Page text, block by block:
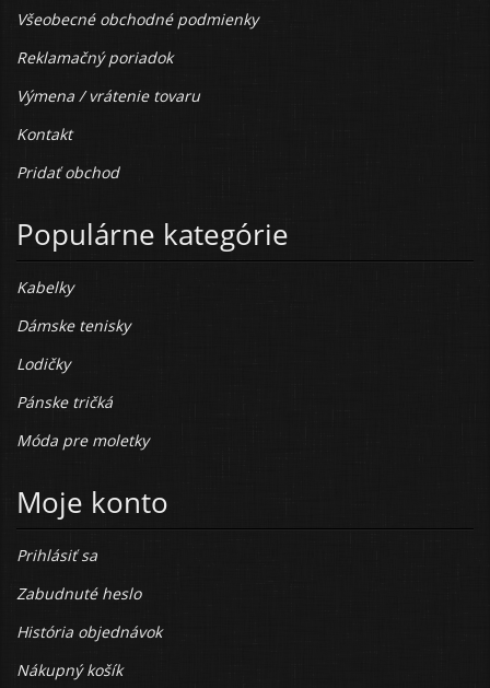
Všeobecné obchodné podmienky
Reklamačný poriadok
Výmena / vrátenie tovaru
Kontakt
Pridať obchod
Populárne kategórie
Kabelky
Dámske tenisky
Lodičky
Pánske tričká
Móda pre moletky
Moje konto
Prihlásiť sa
Zabudnuté heslo
História objednávok
Nákupný košík